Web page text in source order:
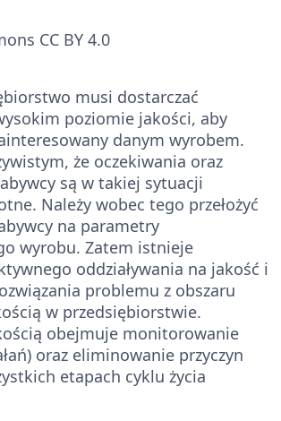
CC BY 4.0
musi dostarczać
poziomie jakości, aby
danym wyrobem.
że oczekiwania oraz
są w takiej sytuacji
Należy wobec tego przełożyć
na parametry
wyrobu. Zatem istnieje
oddziaływania na jakość i
problemu z obszaru
w przedsiębiorstwie.
obejmuje monitorowanie
oraz eliminowanie przyczyn
etapach cyklu życia